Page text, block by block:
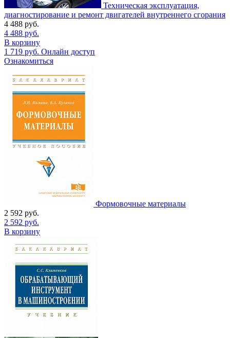
Техническая эксплуатация,
диагностирование и ремонт двигателей внутреннего сгорания
4 488 руб.
4 488 руб.
В корзину
1 719 руб. Онлайн доступ
Ознакомиться
Формовочные материалы
2 592 руб.
2 592 руб.
В корзину